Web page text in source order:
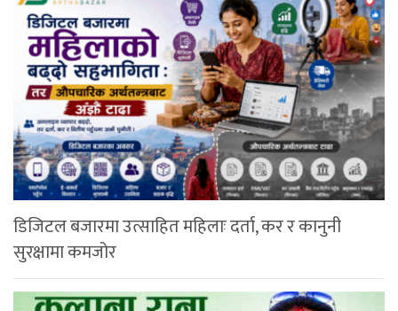
डिजिटल बजारमा उत्साहित महिलाः दर्ता, कर र कानुनी
सुरक्षामा कमजोर